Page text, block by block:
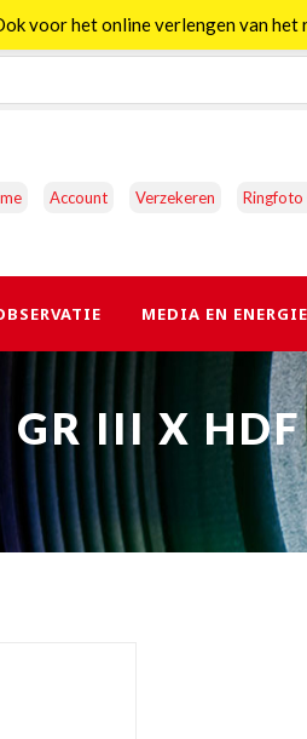
Account Verzekeren
MEDIA EN ENERGIE
GR III X
voor het online verlengen van het